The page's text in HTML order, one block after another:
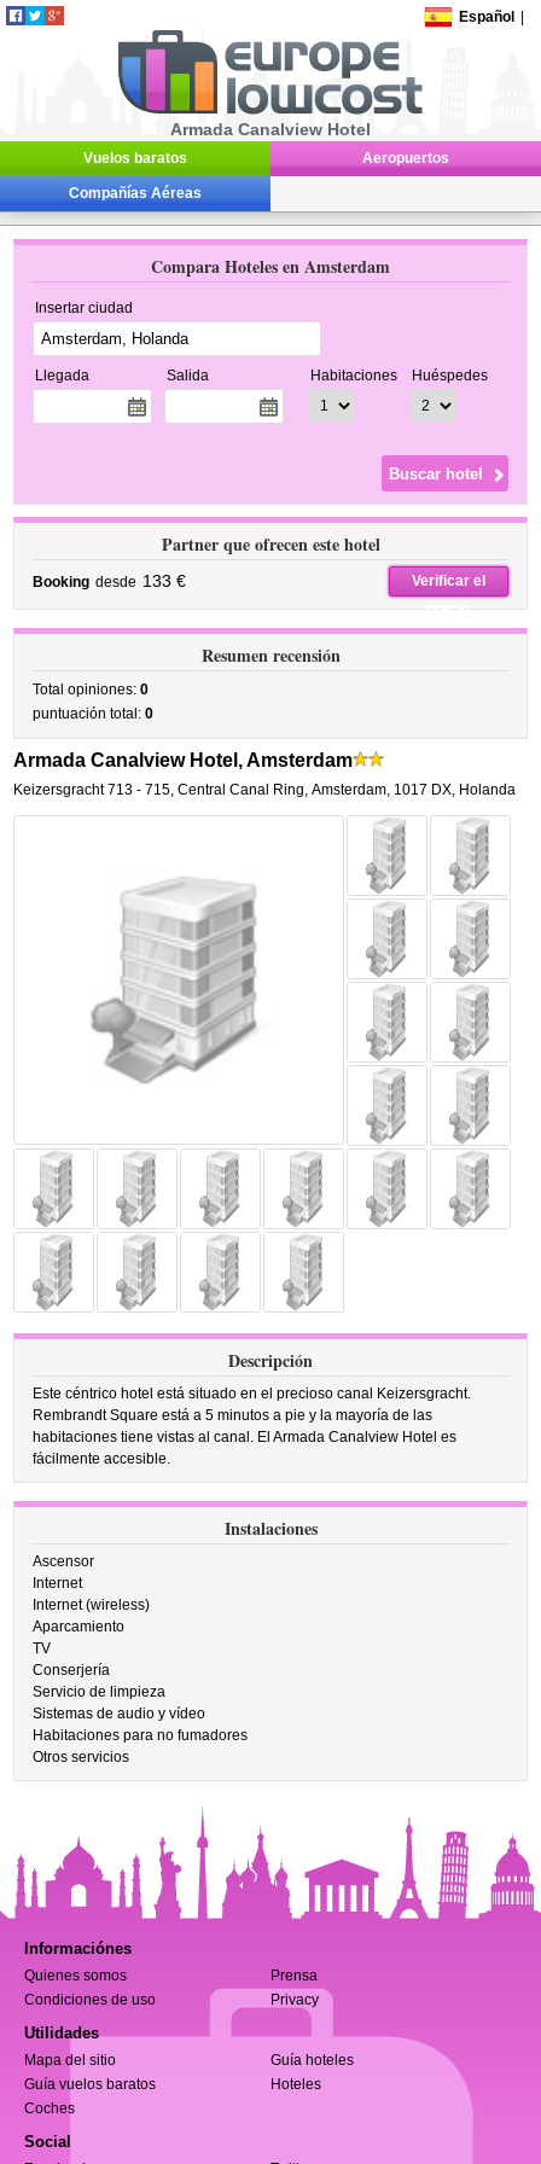
Español
Armada Canalview Hotel
Vuelos baratos Aeropuertos
Compañías Aéreas
Compara Hoteles en Amsterdam
Insertar ciudad
Llegada Salida Habitaciones Huéspedes
Partner que ofrecen este hotel
Booking desde 133 €
Verificar el
precio
Resumen recensión
Total opiniones:0
puntuación total:0
Armada Canalview Hotel, Amsterdam
Keizersgracht 713 - 715,Central Canal Ring, Amsterdam, 1017 DX, Holanda
Descripción
Este céntrico hotel está situado en el precioso canal Keizersgracht.
Rembrandt Square está a 5 minutos a pie y la mayoría de las
habitaciones tiene vistas al canal. El Armada Canalview Hotel es
fácilmente accesible.
Instalaciones
Ascensor
Internet
Internet (wireless)
Aparcamiento
TV
Conserjería
Servicio de limpieza
Sistemas de audio y vídeo
Habitaciones para no fumadores
Otros servicios
Informaciónes
Quienes somos
Prensa
Condiciones de uso
Privacy
Utilidades
Mapa del sitio
Guía hoteles
Guía vuelos baratos
Hoteles
Coches
Social